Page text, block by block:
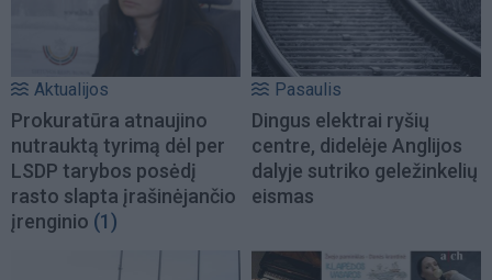
Aktualijos
Prokuratūra atnaujino
nutrauktą tyrimą dėl per
LSDP tarybos posėdį
rasto slapta įrašinėjančio
įrenginio (1)
Pasaulis
Dingus elektrai ryšių
centre, didelėje Anglijos
dalyje sutriko geležinkelių
eismas